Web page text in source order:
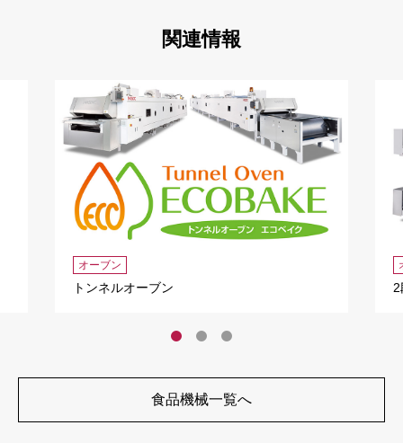
関連情報
オーブン
トンネルオーブン 2
食品機械一覧へ